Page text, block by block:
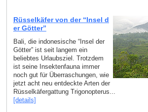
Rüsselkäfer von der “Insel d
er Götter”
Bali, die indonesische “Insel der
Götter” ist seit langem ein
beliebtes Urlaubsziel. Trotzdem
ist seine Insektenfauna immer
noch gut für Überraschungen, wie
jetzt acht neu entdeckte Arten der
Rüsselkäfergattung Trigonopterus...
[details]